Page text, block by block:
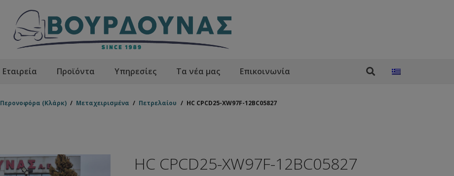
Εταιρεία Προϊόντα Υπηρεσίες Τα νέα μας Επικοινωνία
Περονοφόρα (Κλάρκ) / Μεταχειρισμένα / Πετρελαίου / HC CPCD25-XW97F-12BC05827
HC CPCD25-XW97F-12BC05827